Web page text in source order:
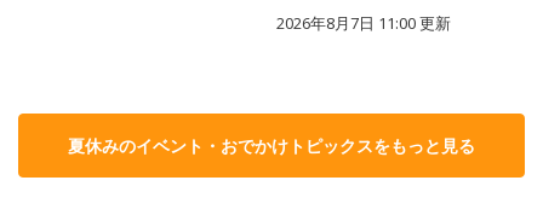
2026年8月7日 11:00更新
夏休みのイベント・おでかけトピックスをもっと見る